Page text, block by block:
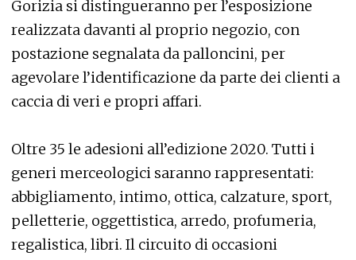
Gorizia si distingueranno per l’esposizione
realizzata davanti al proprio negozio, con
postazione segnalata da palloncini, per
agevolare l’identificazione da parte dei clienti a
caccia di veri e propri affari.
Oltre 35 le adesioni all’edizione 2020. Tutti i
generi merceologici saranno rappresentati:
abbigliamento, intimo, ottica, calzature, sport,
pelletterie, oggettistica, arredo, profumeria,
regalistica, libri. Il circuito di occasioni